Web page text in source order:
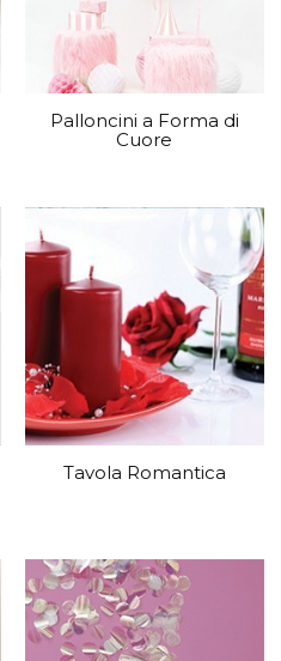
Palloncini a Forma di
Cuore
Tavola Romantica